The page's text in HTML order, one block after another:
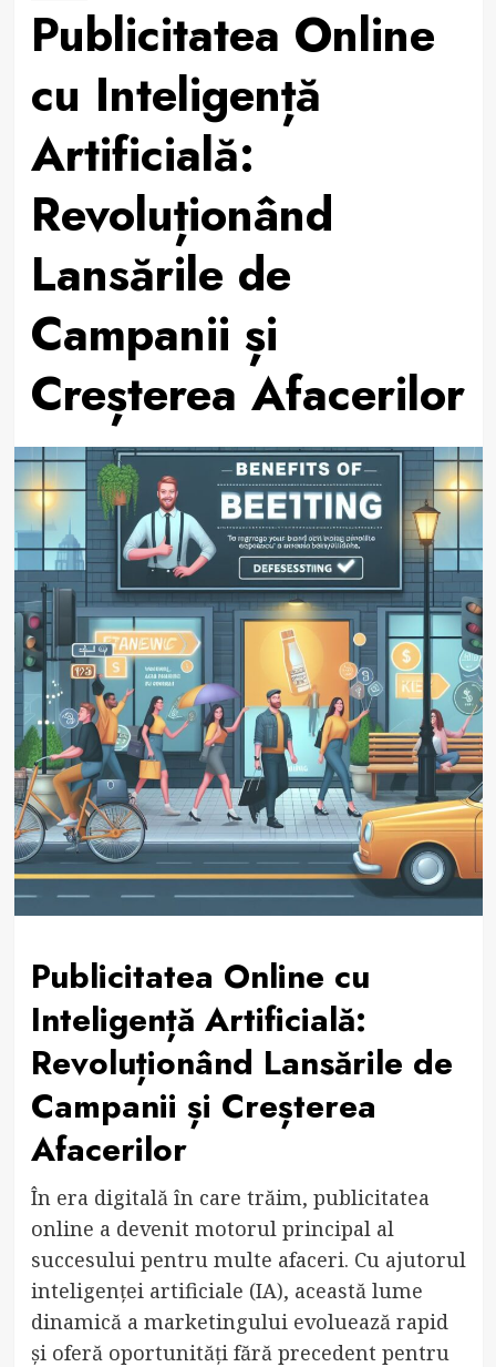
Publicitatea Online
cu Inteligență
Artificială:
Revoluționând
Lansările de
Campanii și
Creșterea Afacerilor
Publicitatea Online cu
Inteligență Artificială:
Revoluționând Lansările de
Campanii și Creșterea
Afacerilor
În era digitală în care trăim, publicitatea
online a devenit motorul principal al
succesului pentru multe afaceri. Cu ajutorul
inteligenței artificiale (IA), această lume
dinamică a marketingului evoluează rapid
și oferă oportunități fără precedent pentru